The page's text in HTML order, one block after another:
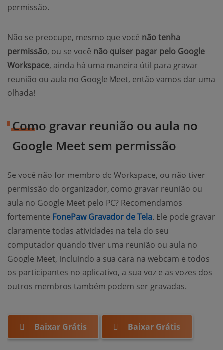
permissão.
Não se preocupe, mesmo que você não tenha
permissão, ou se você não quiser pagar pelo Google
Workspace, ainda há uma maneira útil para gravar
reunião ou aula no Google Meet, então vamos dar uma
olhada!
Como gravar reunião ou aula no
Google Meet sem permissão
Se você não for membro do Workspace, ou não tiver
permissão do organizador, como gravar reunião ou
aula no Google Meet pelo PC? Recomendamos
fortemente FonePaw Gravador de Tela. Ele pode gravar
claramente todas atividades na tela do seu
computador quando tiver uma reunião ou aula no
Google Meet, incluindo a sua cara na webcam e todos
os participantes no aplicativo, a sua voz e as vozes dos
outros membros também podem ser gravadas.
Baixar Grátis Baixar Grátis